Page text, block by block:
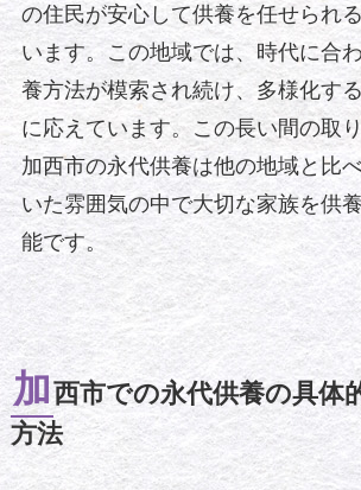
の住民が安心して供養を任せられ
います。この地域では、時代に合
養方法が模索され続け、多様化す
に応えています。この長い間の取
加西市の永代供養は他の地域と比
いた雰囲気の中で大切な家族を供
能です。
加西市での永代供養の具体
方法